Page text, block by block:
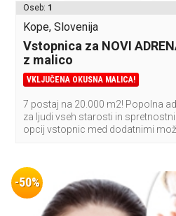
Oseb: 1
Kope, Slovenija
Vstopnica za NOVI
z malico
VKLJUČENA OKUSNA MALICA!
7 postaj na 20.000 m2! Popolna
za ljudi vseh starosti in
opcij vstopnic med dodatnimi
-50%